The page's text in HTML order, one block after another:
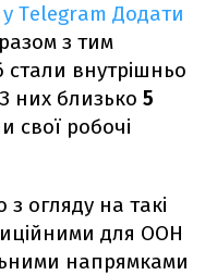
Telegram Додати
з тим
стали внутрішньо
них близько 5
свої робочі
огляду на такі
для ООН
напрямками